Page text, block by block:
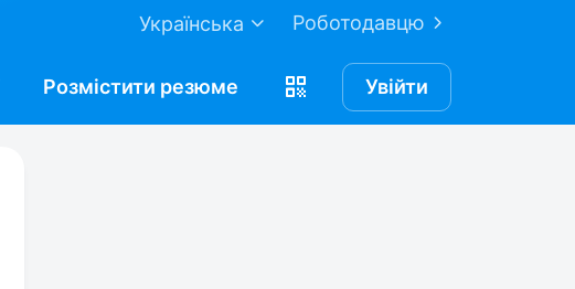
Роботодавцю
Українська
Розмістити резюме Увійти